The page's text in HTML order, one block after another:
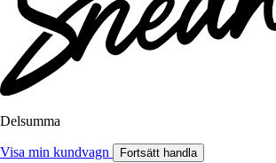
Delsumma
Visa min kundvagn Fortsätt handla